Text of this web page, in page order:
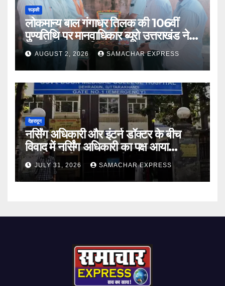
रूड़की
लोकमान्य बाल गंगाधर तिलक की 106वीं
पुण्यतिथि पर मानवाधिकार ब्यूरो उत्तराखंड ने दी
भावभीनी श्रद्धांजलि
AUGUST 2, 2026 SAMACHAR EXPRESS
देहरादून
नर्सिंग अधिकारी और इंटर्न डॉक्टर के बीच
विवाद में नर्सिंग अधिकारी का पक्ष आया
सामने,करी निष्पक्ष जांच की मांग
JULY 31, 2026 SAMACHAR EXPRESS